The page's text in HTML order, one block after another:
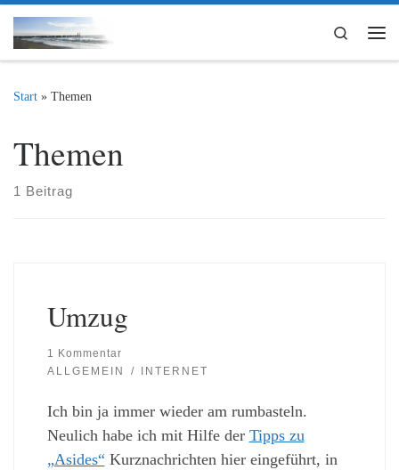
Zum Inhalt springen
Search
Start » Themen
Themen
1 Beitrag
Umzug
1 Kommentar
ALLGEMEIN
INTERNET
Ich bin ja immer wieder am rumbasteln.
Neulich habe ich mit Hilfe der Tipps zu
„Asides“Kurznachrichten hier eingeführt, in